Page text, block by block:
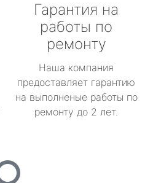
Гарантия на
работы по
ремонту
Наша компания
предоставляет гарантию
на выполненые работы по
ремонту до 2 лет.